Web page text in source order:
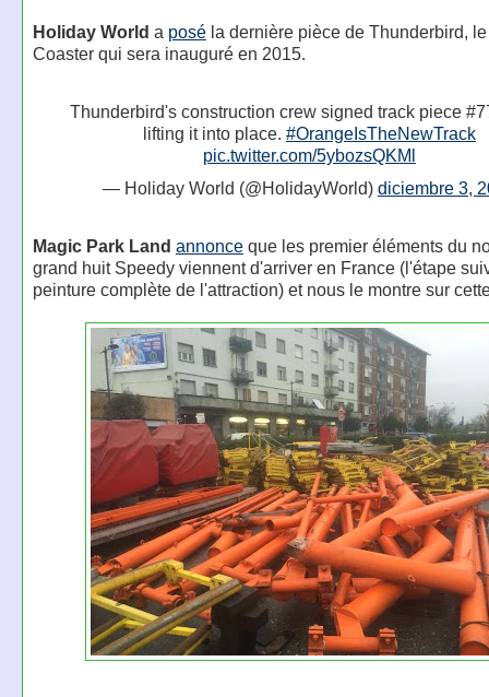
Holiday World a poséla dernière pièce de Thunderbird,
Coaster qui sera inauguré en 2015.
Thunderbird's construction crew signed track piece
lifting it into place. #OrangeIsTheNewTrack
pic.twitter.com/5ybozsQKMl
— Holiday World (@HolidayWorld) diciembre 3,
Magic Park Land annonceque les premier éléments du
grand huit Speedy viennent d'arriver en France (l'étape
peinture complète de l'attraction) et nous le montre sur